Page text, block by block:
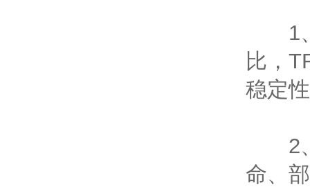
1、
比，
稳定
2、
命、